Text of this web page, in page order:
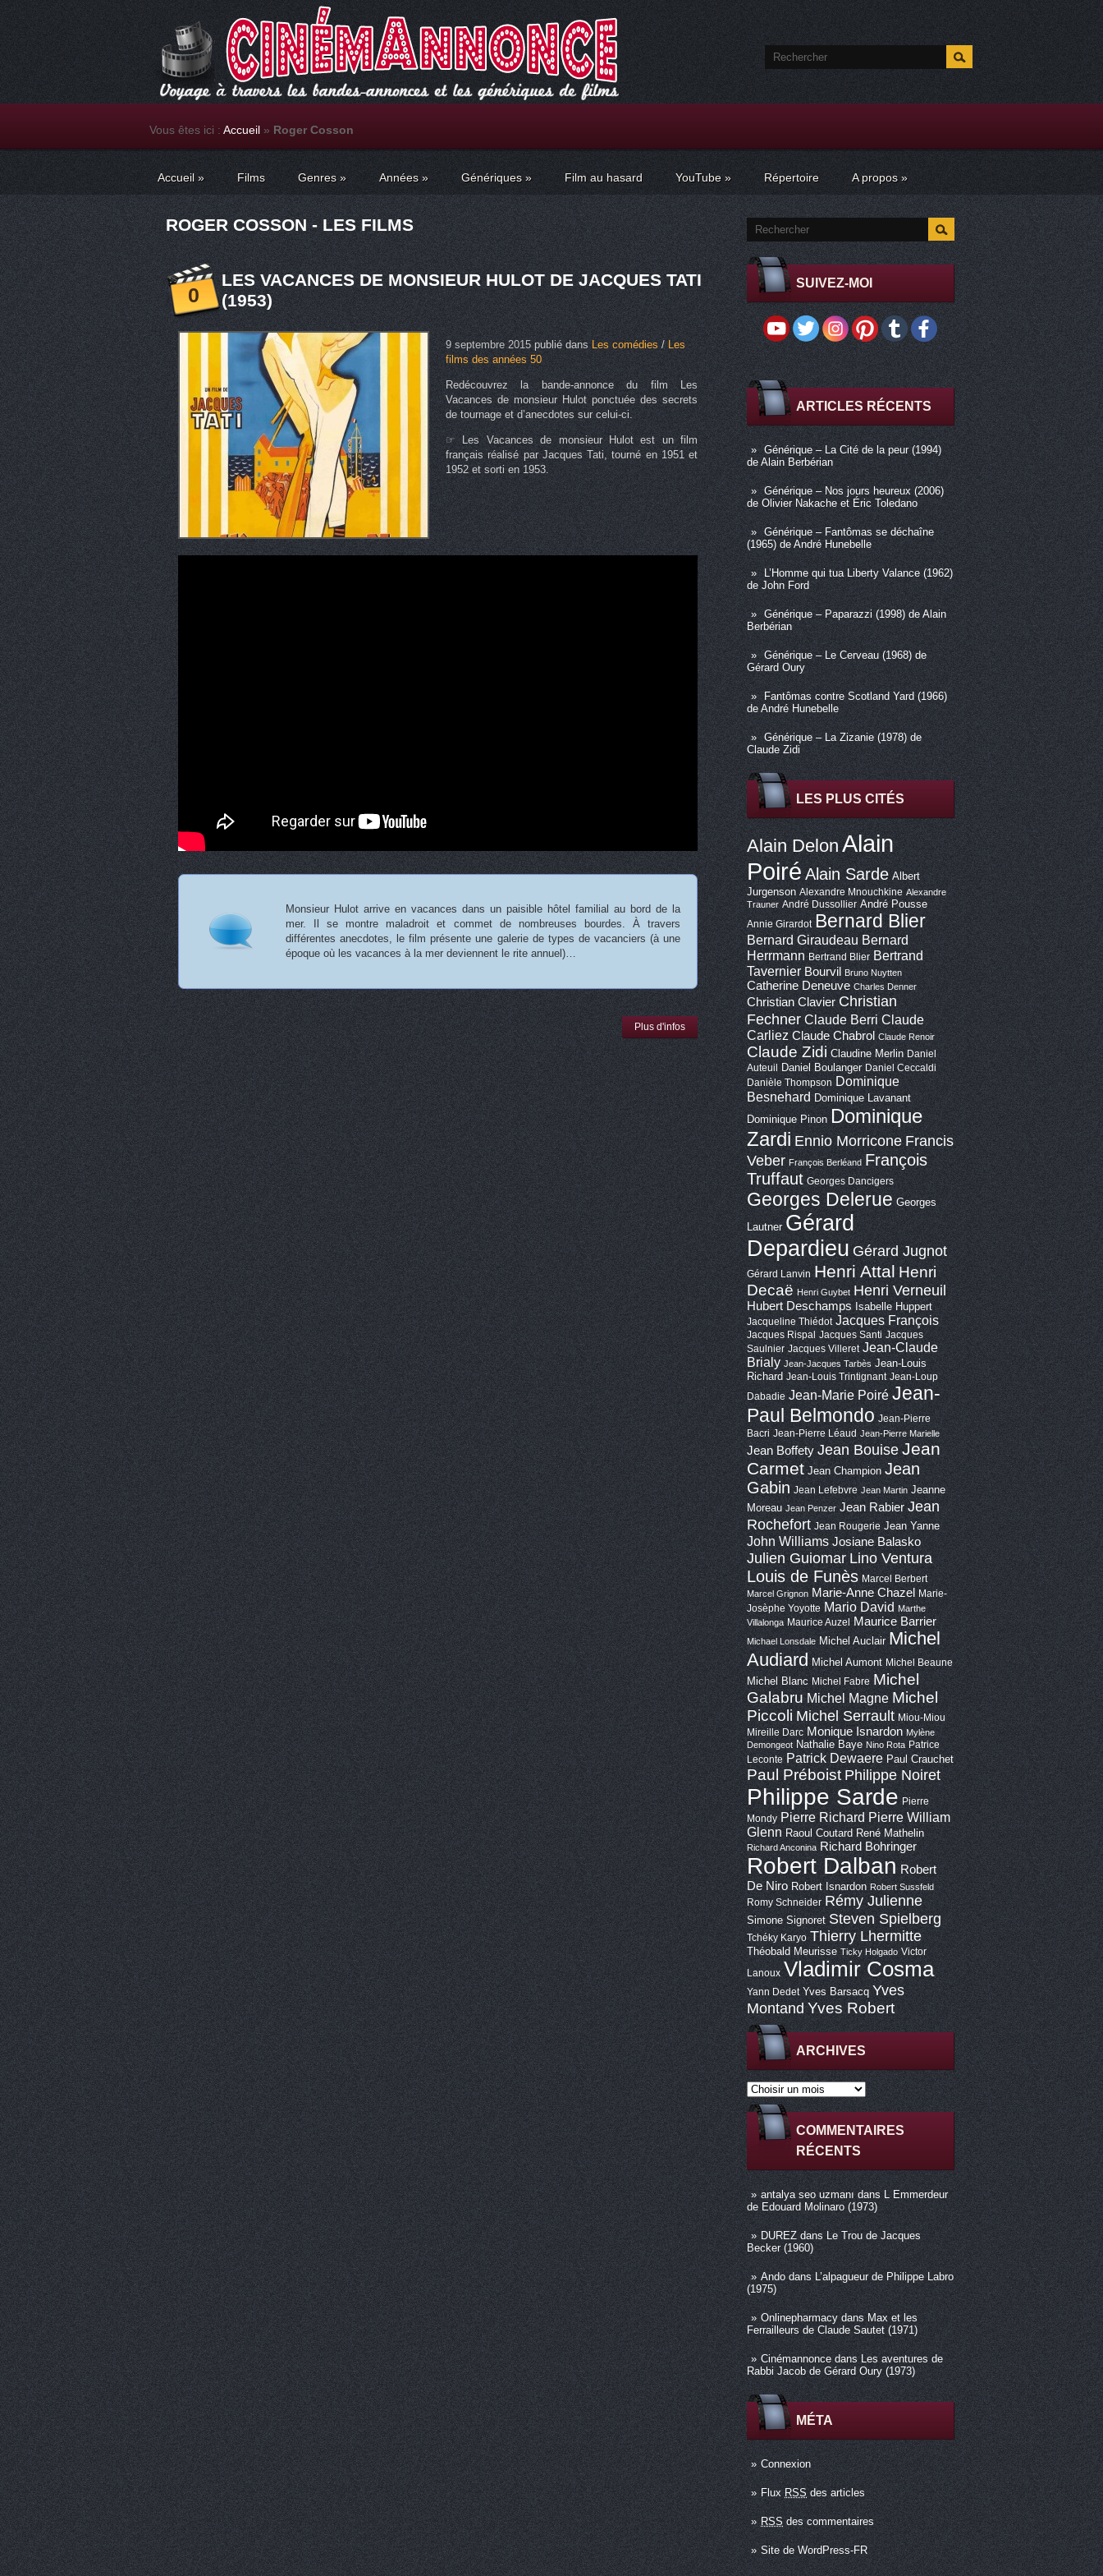
Vous êtes ici : Accueil » Roger Cosson
Accueil » Films Genres» Années » Génériques » Film au hasard YouTube » Répertoire A propos »
SUIVEZ-MOI
ARTICLES RÉCENTS
Générique – La Cité de la peur (1994)
de Alain Berbérian
Générique – Nos jours heureux (2006)
de Olivier Nakache et Éric Toledano
Générique – Fantômas se déchaîne
(1965) de André Hunebelle
L’Homme qui tua Liberty Valance (1962)
de John Ford
Générique – Paparazzi (1998) de Alain
Berbérian
Générique – Le Cerveau (1968) de
Gérard Oury
Fantômas contre Scotland Yard (1966)
de André Hunebelle
Générique – La Zizanie (1978) de
Claude Zidi
LES PLUS CITÉS
Alain DelonAlain
Poiré Alain Sarde Albert
Jurgenson Alexandre Mnouchkine Alexandre
Trauner André Dussollier André Pousse
Annie Girardot Bernard Blier
Bernard Giraudeau Bernard
Herrmann Bertrand Blier Bertrand
Tavernier Bourvil Bruno Nuytten
Catherine Deneuve Charles Denner
Christian Clavier Christian
Fechner Claude Berri Claude
Carliez Claude Chabrol Claude Renoir
Claude Zidi Claudine Merlin Daniel
Auteuil
Daniel Boulanger Daniel Ceccaldi
Danièle Thompson Dominique
Besnehard Dominique Lavanant
Dominique Pinon Dominique
Zardi Ennio Morricone Francis
Veber François Berléand François
Truffaut Georges Dancigers
Georges Delerue Georges
Lautner Gérard
Depardieu Gérard Jugnot
Gérard Lanvin Henri Attal Henri
Decaë Henri Guybet Henri Verneuil
Hubert Deschamps Isabelle Huppert
Jacqueline Thiédot Jacques François
Jacques Rispal Jacques Santi Jacques
Saulnier Jacques Villeret Jean-Claude
Brialy Jean-Jacques Tarbès Jean-Louis
Richard Jean-Louis Trintignant Jean-Loup
Dabadie Jean-Marie Poiré Jean-
Paul Belmondo Jean-Pierre
Bacri Jean-Pierre Léaud Jean-Pierre Marielle
Jean Boffety Jean BouiseJean
Carmet Jean Champion Jean
Gabin Jean Lefebvre Jean Martin Jeanne
Moreau Jean Penzer Jean Rabier Jean
Rochefort Jean Rougerie Jean Yanne
John Williams Josiane Balasko
Julien Guiomar Lino Ventura
Louis de Funès Marcel Berbert
Marcel Grignon Marie-Anne Chazel
Marie-
Josèphe Yoyotte Mario David Marthe
Villalonga Maurice Auzel Maurice Barrier
Michael Lonsdale Michel Auclair Michel
Audiard Michel Aumont Michel Beaune
Michel Blanc Michel Fabre Michel
Galabru Michel Magne Michel
Piccoli Michel Serrault Miou-Miou
Mireille Darc Monique Isnardon Mylène
Demongeot Nathalie Baye Nino Rota Patrice
Leconte Patrick Dewaere Paul Crauchet
Paul Préboist Philippe Noiret
Philippe Sarde Pierre
Mondy Pierre Richard Pierre William
Glenn Raoul Coutard René Mathelin
Richard Anconina Richard Bohringer
Robert Dalban Robert
De Niro Robert Isnardon Robert Sussfeld
Romy Schneider Rémy Julienne
Simone Signoret Steven Spielberg
Tchéky Karyo Thierry Lhermitte
Théobald Meurisse Ticky Holgado Victor
Lanoux Vladimir Cosma
Yann Dedet Yves Barsacq Yves
Montand Yves Robert
ARCHIVES
COMMENTAIRES
RÉCENTS
antalya seo uzmanıdans L Emmerdeur
de Edouard Molinaro (1973)
DUREZdans Le Trou de Jacques
Becker (1960)
Andodans L’alpagueur de Philippe Labro
(1975)
Onlinepharmacy dansMax et les
Ferrailleurs de Claude Sautet (1971)
Cinémannonce dansLes aventures de
Rabbi Jacob de Gérard Oury (1973)
MÉTA
Connexion
Flux RSS des articles
RSSdes commentaires
Site de WordPress-FR
ROGER COSSON - LES FILMS
0
LES VACANCES DE MONSIEUR HULOT DE JACQUES TATI
(1953)
9 septembre 2015 publié dansLes comédies/ Les
films des années 50
Redécouvrez la bande-annonce du film Les
Vacances de monsieur Hulot ponctuée des secrets
de tournage et d’anecdotes sur celui-ci.
☞ Les Vacances de monsieur Hulot est un film
français réalisé par Jacques Tati, tourné en 1951 et
1952 et sorti en 1953.
Monsieur Hulot arrive en vacances dans un paisible hôtel familial au bord de la
mer. Il se montre maladroit et commet de nombreuses bourdes. À travers
différentes anecdotes, le film présente une galerie de types de vacanciers (à une
époque où les vacances à la mer deviennent le rite annuel)…
Plus d'infos